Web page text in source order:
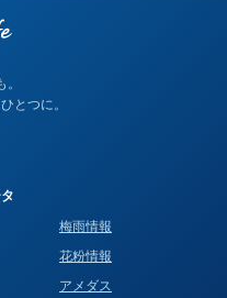
とつに。
梅雨情報
花粉情報
アメダス